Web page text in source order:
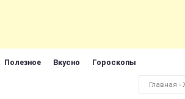
Полезное Вкусно Гороскопы
Главная ›